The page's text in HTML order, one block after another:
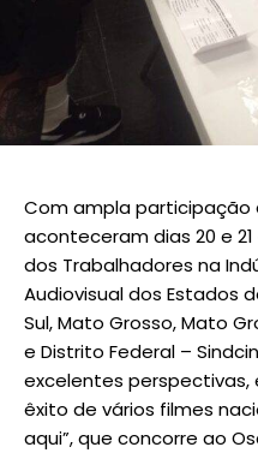
Com ampla participação
aconteceram dias 20 e
dos Trabalhadores na
Audiovisual dos Estados
Sul, Mato Grosso, Mato
e Distrito Federal –
excelentes
êxito de vários filmes
aqui”, que concorre ao